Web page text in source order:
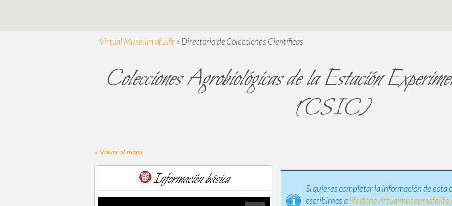
Virtual Museum of Life » Directorio de Colecciones Científicas
Colecciones Agrobiológicas de la Estación
'(CSIC)
« Volver al mapa
Información básica
Si quieres completar la información de esta
escribirnos a